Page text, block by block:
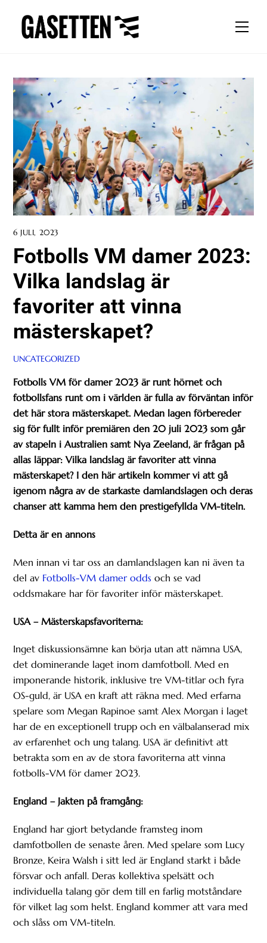
content
6 JULI, 2023
Fotbolls VM damer 2023:
Vilka landslag är
favoriter att vinna
mästerskapet?
UNCATEGORIZED
Fotbolls VM för damer 2023 är runt hörnet och
fotbollsfans runt om i världen är fulla av förväntan inför
det här stora mästerskapet. Medan lagen förbereder
sig för fullt inför premiären den 20 juli 2023 som går
av stapeln i Australien samt Nya Zeeland, är frågan på
allas läppar: Vilka landslag är favoriter att vinna
mästerskapet? I den här artikeln kommer vi att gå
igenom några av de starkaste damlandslagen och deras
chanser att kamma hem den prestigefyllda VM-titeln.
Detta är en annons
Men innan vi tar oss an damlandslagen kan ni även ta
del av Fotbolls-VM damer odds och se vad
oddsmakare har för favoriter inför mästerskapet.
USA – Mästerskapsfavoriterna:
Inget diskussionsämne kan börja utan att nämna USA,
det dominerande laget inom damfotboll. Med en
imponerande historik, inklusive tre VM-titlar och fyra
OS-guld, är USA en kraft att räkna med. Med erfarna
spelare som Megan Rapinoe samt Alex Morgan i laget
har de en exceptionell trupp och en välbalanserad mix
av erfarenhet och ung talang. USA är definitivt att
betrakta som en av de stora favoriterna att vinna
fotbolls-VM för damer 2023.
England – Jakten på framgång:
England har gjort betydande framsteg inom
damfotbollen de senaste åren. Med spelare som Lucy
Bronze, Keira Walsh i sitt led är England starkt i både
försvar och anfall. Deras kollektiva spelsätt och
individuella talang gör dem till en farlig motståndare
för vilket lag som helst. England kommer att vara med
och slåss om VM-titeln.